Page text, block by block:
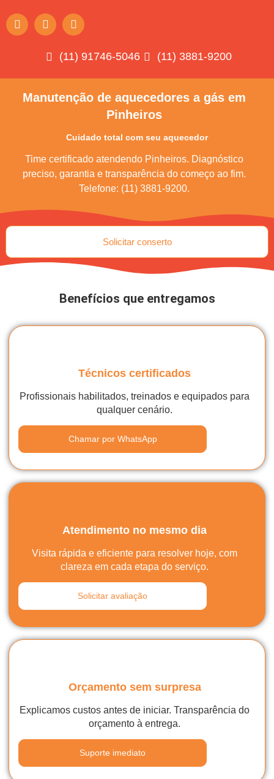
(11) 91746-5046 (11) 3881-9200
Manutenção de aquecedores a gás em
Pinheiros
Cuidado total com seu aquecedor
Time certificado atendendo Pinheiros. Diagnóstico
preciso, garantia e transparência do começo ao fim.
Telefone: (11) 3881-9200.
Solicitar conserto
Benefícios que entregamos
Técnicos certificados
Profissionais habilitados, treinados e equipados para
qualquer cenário.
Chamar por WhatsApp
Atendimento no mesmo dia
Visita rápida e eficiente para resolver hoje, com
clareza em cada etapa do serviço.
Solicitar avaliação
Orçamento sem surpresa
Explicamos custos antes de iniciar. Transparência do
orçamento à entrega.
Suporte imediato